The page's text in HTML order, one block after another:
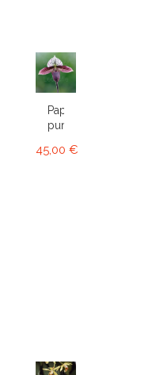
Paphiopedilum
purpuratum
45,00 €